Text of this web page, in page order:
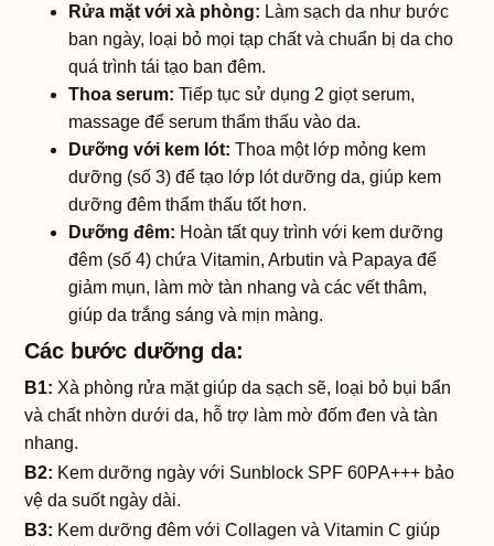
Rửa mặt với xà phòng: Làm sạch da như bước
ban ngày, loại bỏ mọi tạp chất và chuẩn bị da cho
quá trình tái tạo ban đêm.
Thoa serum: Tiếp tục sử dụng 2 giọt serum,
massage để serum thẩm thấu vào da.
Dưỡng với kem lót: Thoa một lớp mỏng kem
dưỡng (số 3) để tạo lớp lót dưỡng da, giúp kem
dưỡng đêm thẩm thấu tốt hơn.
Dưỡng đêm: Hoàn tất quy trình với kem dưỡng
đêm (số 4) chứa Vitamin, Arbutin và Papaya để
giảm mụn, làm mờ tàn nhang và các vết thâm,
giúp da trắng sáng và mịn màng.
Các bước dưỡng da:
B1: Xà phòng rửa mặt giúp da sạch sẽ, loại bỏ bụi bẩn
và chất nhờn dưới da, hỗ trợ làm mờ đốm đen và tàn
nhang.
B2: Kem dưỡng ngày với Sunblock SPF 60PA+++ bảo
vệ da suốt ngày dài.
B3: Kem dưỡng đêm với Collagen và Vitamin C giúp